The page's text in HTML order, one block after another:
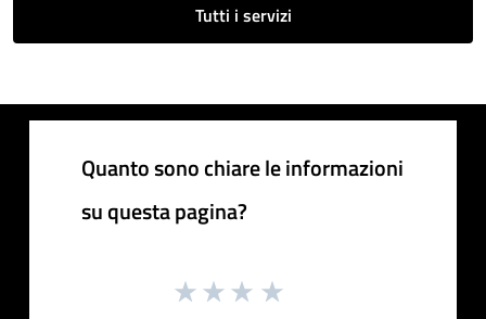
Tutti i servizi
Quanto sono chiare le informazioni
su questa pagina?